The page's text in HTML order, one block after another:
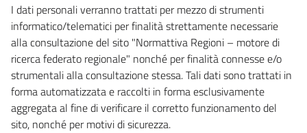
I dati personali verranno trattati per mezzo di strumenti
informatico/telematici per finalità strettamente necessarie
alla consultazione del sito "Normattiva Regioni – motore di
ricerca federato regionale" nonché per finalità connesse e/o
strumentali alla consultazione stessa. Tali dati sono trattati in
forma automatizzata e raccolti in forma esclusivamente
aggregata al fine di verificare il corretto funzionamento del
sito, nonché per motivi di sicurezza.